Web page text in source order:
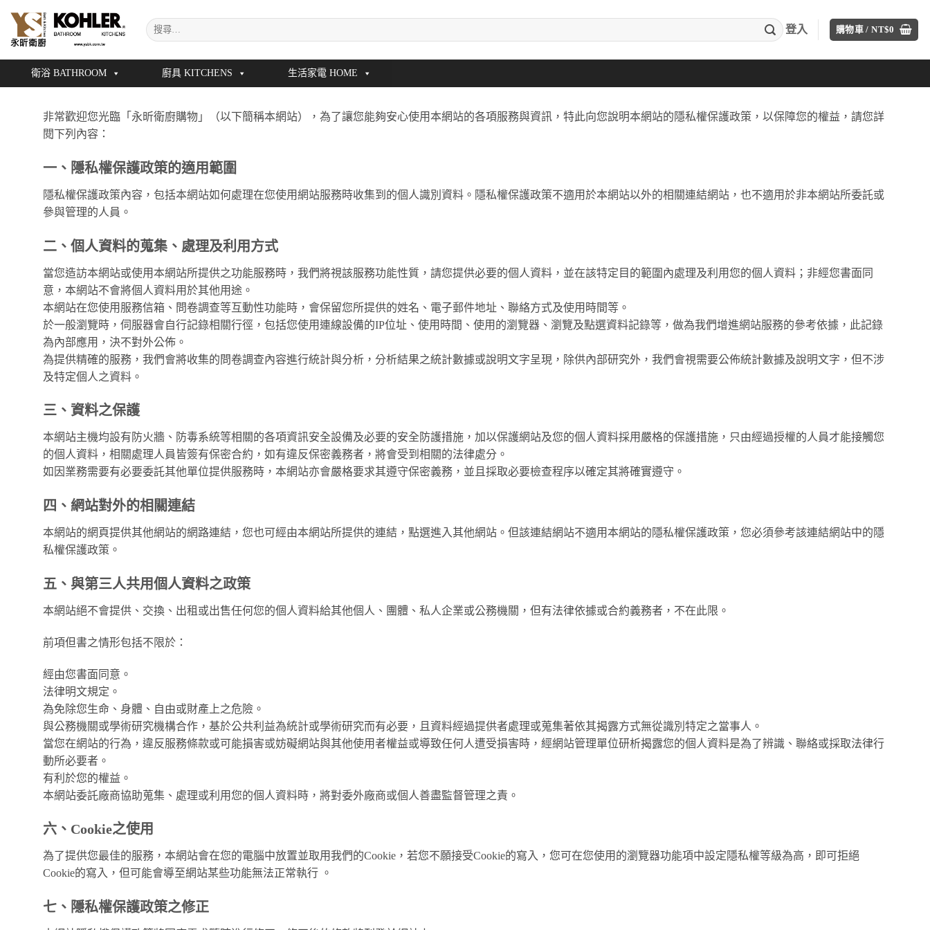
content
搜
尋
登入 購物車 /NT$0
衛浴 BATHROOM 廚具 KITCHENS 生活家電 HOME
非常歡迎您光臨「永昕衛廚購物」（以下簡稱本網站），為了讓您能夠安心使用本網站的各項服務與資訊，特此向您說明本網站的隱私權保護政策，以保障您的權益，請您詳
閱下列內容：
一、隱私權保護政策的適用範圍
隱私權保護政策內容，包括本網站如何處理在您使用網站服務時收集到的個人識別資料。隱私權保護政策不適用於本網站以外的相關連結網站，也不適用於非本網站所委託或
參與管理的人員。
二、個人資料的蒐集、處理及利用方式
當您造訪本網站或使用本網站所提供之功能服務時，我們將視該服務功能性質，請您提供必要的個人資料，並在該特定目的範圍內處理及利用您的個人資料；非經您書面同
意，本網站不會將個人資料用於其他用途。
本網站在您使用服務信箱、問卷調查等互動性功能時，會保留您所提供的姓名、電子郵件地址、聯絡方式及使用時間等。
於一般瀏覽時，伺服器會自行記錄相關行徑，包括您使用連線設備的IP位址、使用時間、使用的瀏覽器、瀏覽及點選資料記錄等，做為我們增進網站服務的參考依據，此記錄
為內部應用，決不對外公佈。
為提供精確的服務，我們會將收集的問卷調查內容進行統計與分析，分析結果之統計數據或說明文字呈現，除供內部研究外，我們會視需要公佈統計數據及說明文字，但不涉
及特定個人之資料。
三、資料之保護
本網站主機均設有防火牆、防毒系統等相關的各項資訊安全設備及必要的安全防護措施，加以保護網站及您的個人資料採用嚴格的保護措施，只由經過授權的人員才能接觸您
的個人資料，相關處理人員皆簽有保密合約，如有違反保密義務者，將會受到相關的法律處分。
如因業務需要有必要委託其他單位提供服務時，本網站亦會嚴格要求其遵守保密義務，並且採取必要檢查程序以確定其將確實遵守。
四、網站對外的相關連結
本網站的網頁提供其他網站的網路連結，您也可經由本網站所提供的連結，點選進入其他網站。但該連結網站不適用本網站的隱私權保護政策，您必須參考該連結網站中的隱
私權保護政策。
五、與第三人共用個人資料之政策
本網站絕不會提供、交換、出租或出售任何您的個人資料給其他個人、團體、私人企業或公務機關，但有法律依據或合約義務者，不在此限。
前項但書之情形包括不限於：
經由您書面同意。
法律明文規定。
為免除您生命、身體、自由或財產上之危險。
與公務機關或學術研究機構合作，基於公共利益為統計或學術研究而有必要，且資料經過提供者處理或蒐集著依其揭露方式無從識別特定之當事人。
當您在網站的行為，違反服務條款或可能損害或妨礙網站與其他使用者權益或導致任何人遭受損害時，經網站管理單位研析揭露您的個人資料是為了辨識、聯絡或採取法律行
動所必要者。
有利於您的權益。
本網站委託廠商協助蒐集、處理或利用您的個人資料時，將對委外廠商或個人善盡監督管理之責。
六、Cookie之使用
為了提供您最佳的服務，本網站會在您的電腦中放置並取用我們的Cookie，若您不願接受Cookie的寫入，您可在您使用的瀏覽器功能項中設定隱私權等級為高，即可拒絕
Cookie的寫入，但可能會導至網站某些功能無法正常執行 。
七、隱私權保護政策之修正